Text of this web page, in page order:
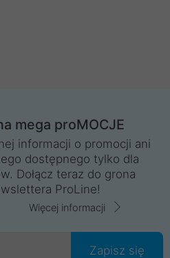
mega proMOCJE
informacji o promocji ani
dostępnego tylko dla
Dołącz teraz do grona
ProLine!
Więcej informacji
Zapisz się